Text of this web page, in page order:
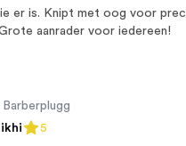
er is. Knipt met oog voor
aanrader voor iedereen!
Barberplugg
5out of 5 stars
5